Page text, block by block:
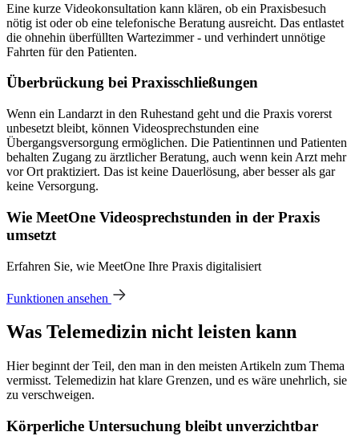
Eine kurze Videokonsultation kann klären, ob ein Praxisbesuch
nötig ist oder ob eine telefonische Beratung ausreicht. Das entlastet
die ohnehin überfüllten Wartezimmer - und verhindert unnötige
Fahrten für den Patienten.
Überbrückung bei Praxisschließungen
Wenn ein Landarzt in den Ruhestand geht und die Praxis vorerst
unbesetzt bleibt, können Videosprechstunden eine
Übergangsversorgung ermöglichen. Die Patientinnen und Patienten
behalten Zugang zu ärztlicher Beratung, auch wenn kein Arzt mehr
vor Ort praktiziert. Das ist keine Dauerlösung, aber besser als gar
keine Versorgung.
Wie MeetOne Videosprechstunden in der Praxis
umsetzt
Erfahren Sie, wie MeetOne Ihre Praxis digitalisiert
Funktionen ansehen
Was Telemedizin nicht leisten kann
Hier beginnt der Teil, den man in den meisten Artikeln zum Thema
vermisst. Telemedizin hat klare Grenzen, und es wäre unehrlich, sie
zu verschweigen.
Körperliche Untersuchung bleibt unverzichtbar